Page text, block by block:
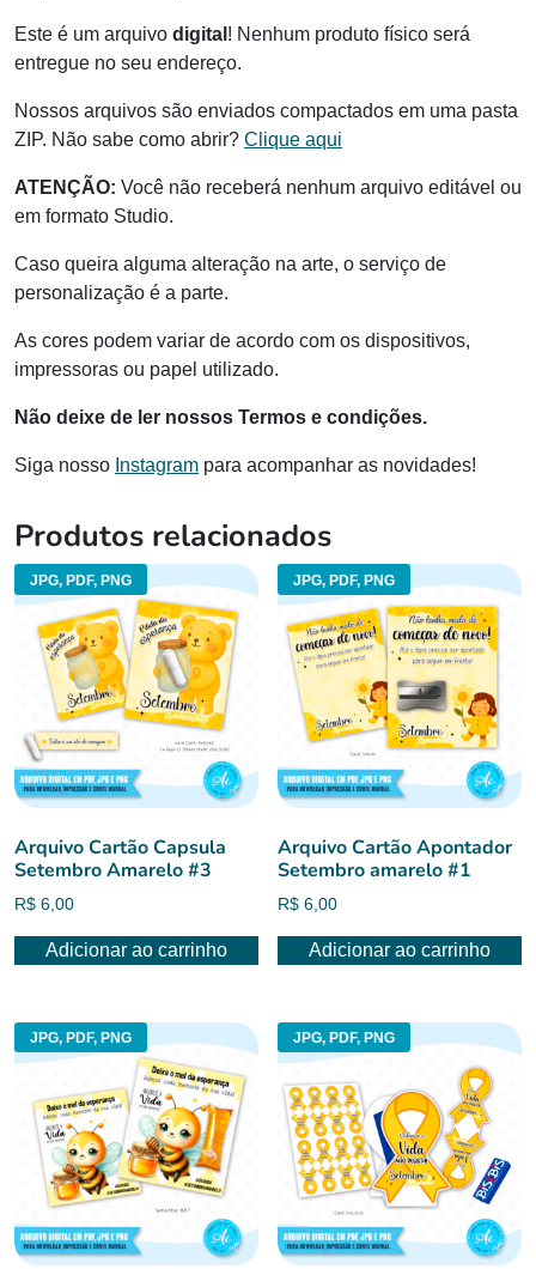
Este é um arquivo digital ! Nenhum produto físico será
entregue no seu endereço.
Nossos arquivos são enviados compactados em uma pasta
ZIP. Não sabe como abrir? Clique aqui
ATENÇÃO: Você não receberá nenhum arquivo editável ou
em formato Studio.
Caso queira alguma alteração na arte, o serviço de
personalização é a parte.
As cores podem variar de acordo com os dispositivos,
impressoras ou papel utilizado.
Não deixe de ler nossos Termos e condições.
Siga nosso Instagram para acompanhar as novidades!
Produtos relacionados
JPG, PDF, PNG
Arquivo Cartão Capsula
Setembro Amarelo #3
R$ 6,00
Adicionar ao carrinho
JPG, PDF, PNG
Arquivo Cartão Apontador
Setembro amarelo #1
R$ 6,00
Adicionar ao carrinho
JPG, PDF, PNG JPG, PDF, PNG